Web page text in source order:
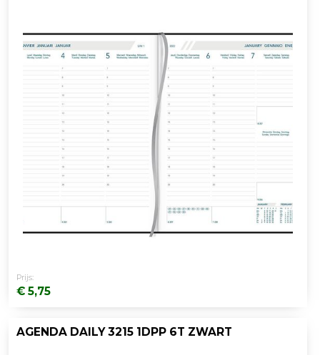
Prijs:
€ 5,75
AGENDA DAILY 3215 1DPP 6T ZWART